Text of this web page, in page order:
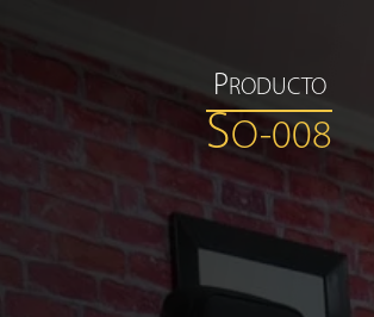
PRODUCTO
SO-008